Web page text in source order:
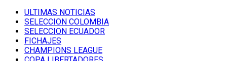
ULTIMAS NOTICIAS
SELECCION COLOMBIA
SELECCION ECUADOR
FICHAJES
CHAMPIONS LEAGUE